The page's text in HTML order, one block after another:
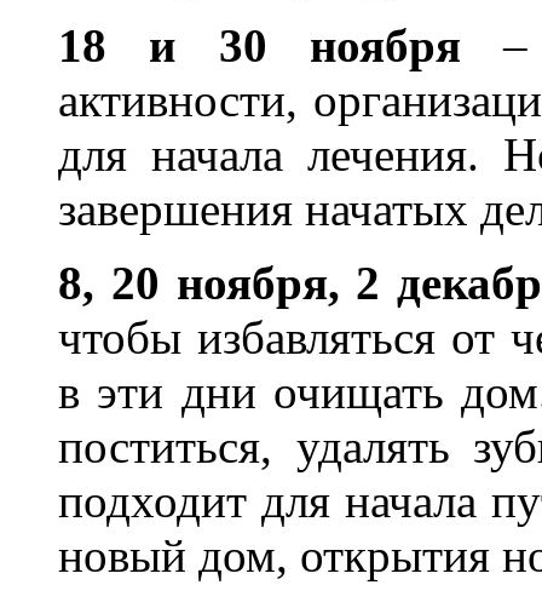
18 и 30 ноября –
активности,
для начала лечения.
завершения начатых
8, 20 ноября, 2
чтобы избавляться от
в эти дни очищать
поститься, удалять
подходит для начала
новый дом, открытия